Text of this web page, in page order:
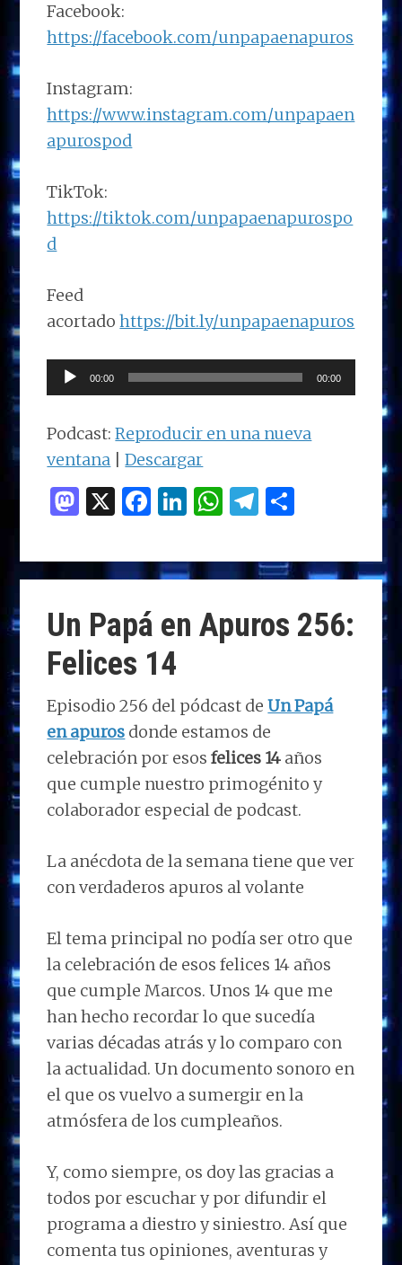
Facebook:
https://facebook.com/unpapaenapuros
Instagram:
https://www.instagram.com/unpapaen
apurospod
TikTok:
https://tiktok.com/unpapaenapurospo
d
Feed
acortadohttps://bit.ly/unpapaenapuros
Reproductor
de
audio
00:00 00:00
Podcast:Reproducir en una nueva
ventana |Descargar
M
to
d
o
n
X F
ce
b
o
o
k
Li
k
e
dI
n
W
at
s
A
p
T
e
g
ra
m
m
p
ar
ti
Un Papá en Apuros 256:
Felices 14
Episodio 256 del pódcast deUn Papá
en apuros donde estamos de
celebración por esosfelices 14 años
que cumple nuestro primogénito y
colaborador especial de podcast.
La anécdota de la semana tiene que ver
con verdaderos apuros al volante
El tema principal no podía ser otro que
la celebración de esos felices 14 años
que cumple Marcos. Unos 14 que me
han hecho recordar lo que sucedía
varias décadas atrás y lo comparo con
la actualidad. Un documento sonoro en
el que os vuelvo a sumergir en la
atmósfera de los cumpleaños.
Y, como siempre, os doy las gracias a
todos por escuchar y por difundir el
programa a diestro y siniestro. Así que
comenta tus opiniones, aventuras y